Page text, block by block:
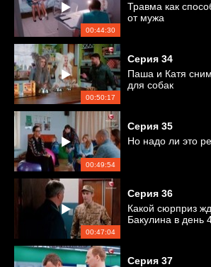
00:44:30
Травма как
от мужа
00:50:17
Серия 34
Паша и Катя
для собак
00:49:54
Серия 35
Но надо ли это
00:47:04
Серия 36
Какой сюрприз
Бакулина в день
Серия 37